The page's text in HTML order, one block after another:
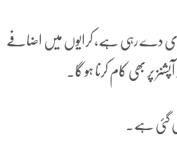
دے رہی ہے، کرایوں میں اضافے
پر بھی کام کرنا ہو گا۔